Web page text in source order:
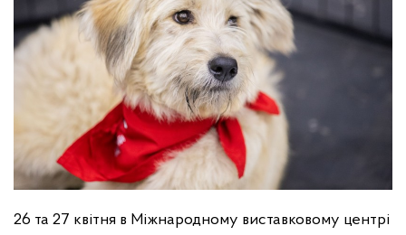
26 та 27 квітня в Міжнародному виставковому центрі